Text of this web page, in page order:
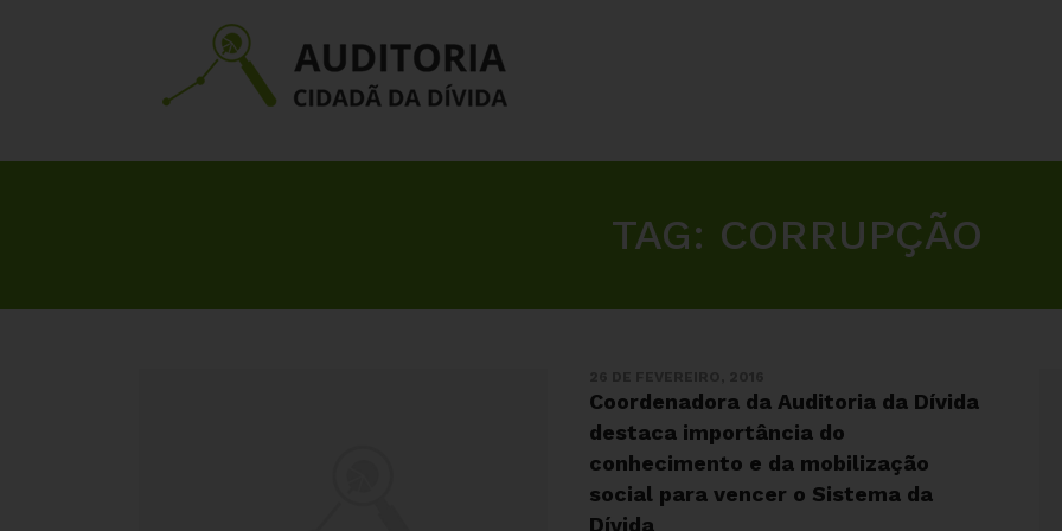
TAG: CORRUPÇÃO
Coordenadora da Auditoria da Dívida
destaca importância do
conhecimento e da mobilização
social para vencer o Sistema da
Dívida